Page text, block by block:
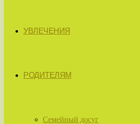
УВЛЕЧЕНИЯ
РОДИТЕЛЯМ
Семейный досуг